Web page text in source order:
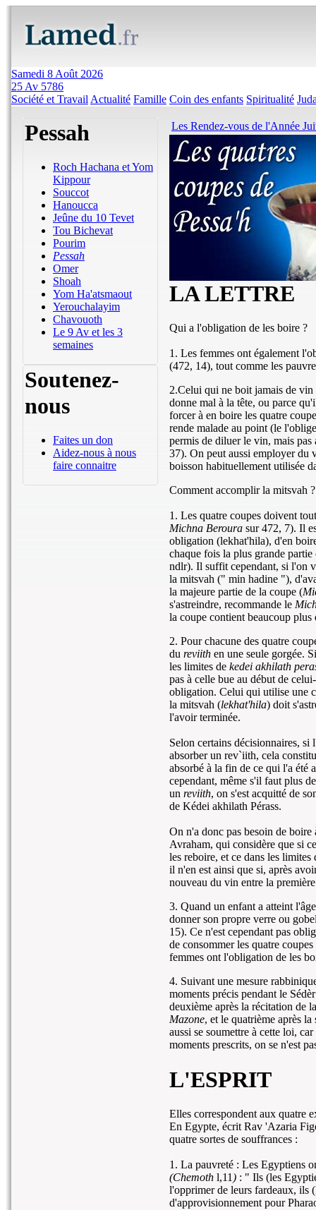
Samedi 8 Août 2026
25 Av 5786
Société et Travail Actualité Famille Coin des enfants Spiritualité
Pessah
Roch Hachana et Yom
Kippour
Souccot
Hanoucca
Jeûne du 10 Tevet
Tou Bichevat
Pourim
Pessah
Omer
Shoah
Yom Ha'atsmaout
Yerouchalayim
Chavouoth
Le 9 Av et les 3
semaines
Soutenez-
nous
Faites un don
Aidez-nous à nous
faire connaitre
Les Rendez-vous de l'Année
LA LETTRE
Qui a l'obligation de les boire ?
1. Les femmes ont également
(472, 14), tout comme les
2.Celui qui ne boit jamais de
donne mal à la tête, ou parce
forcer à en boire les quatre
rende malade au point (le
permis de diluer le vin, mais
37). On peut aussi employer du
boisson habituellement utilisée
Comment accomplir la mitsvah ?
1. Les quatre coupes doivent
Michna Beroura sur 472, 7). Il
obligation (lekhat'hila), d'en
chaque fois la plus grande
ndlr). Il suffit cependant, si l'on
la mitsvah (" min hadine "),
la majeure partie de la coupe (
s'astreindre, recommande le
la coupe contient beaucoup
2. Pour chacune des quatre
du reviith en une seule gorgée.
les limites de kedei akhilath
pas à celle bue au début de
obligation. Celui qui utilise une
la mitsvah (lekhat'hila) doit
l'avoir terminée.
Selon certains décisionnaires,
absorber un rev`iith, cela
absorbé à la fin de ce qui l'a été
cependant, même s'il faut plus
un reviith, on s'est acquitté de
de Kédei akhilath Pérass.
On n'a donc pas besoin de
Avraham, qui considère que si
les reboire, et ce dans les
il n'en est ainsi que si, après
nouveau du vin entre la
3. Quand un enfant a atteint
donner son propre verre ou
15). Ce n'est cependant pas
de consommer les quatre
femmes ont l'obligation de les
4. Suivant une mesure
moments précis pendant le
deuxième après la récitation de
Mazone, et le quatrième après
aussi se soumettre à cette loi,
moments prescrits, on se n'est
L'ESPRIT
Elles correspondent aux quatre
En Egypte, écrit Rav 'Azaria
quatre sortes de souffrances :
1. La pauvreté : Les Egyptiens
(Chemoth l,11 ) : " Ils (les
l'opprimer de leurs fardeaux, ils
d'approvisionnement pour